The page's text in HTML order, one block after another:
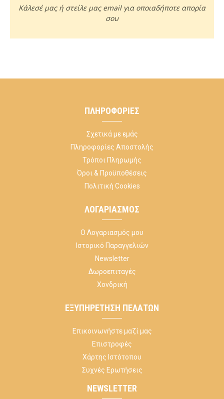
Κάλεσέ μας ή στείλε μας email για οποιαδήποτε απορία
σου
ΠΛΗΡΟΦΟΡΊΕΣ
Σχετικά με εμάς
Πληροφορίες Αποστολής
Τρόποι Πληρωμής
Όροι & Προϋποθέσεις
Πολιτική Cookies
ΛΟΓΑΡΙΑΣΜΌΣ
Ο Λογαριασμός μου
Ιστορικό Παραγγελιών
Newsletter
Δωροεπιταγές
Χονδρική
ΕΞΥΠΗΡΈΤΗΣΗ ΠΕΛΑΤΏΝ
Επικοινωνήστε μαζί μας
Επιστροφές
Χάρτης Ιστότοπου
Συχνές Ερωτήσεις
NEWSLETTER